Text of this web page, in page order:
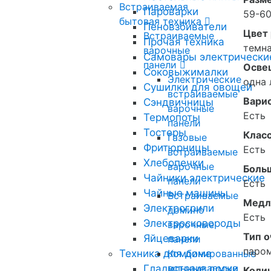
Пароварки
Пеновзбиватели
Прочая техника
Самовары
Соковыжималки
Сушилки для овощей
Сэндвичницы
Термопоты
Тостеры
Фритюрницы
Хлебопечки
Чайники электрические
Чайные машины
Электрогрили
Электросковороды
Яйцеварки
Техника для дома
Гладильные доски
Встраиваемая
бытовая техника
Встраиваемые
варочные
панели
Электрические
встраиваемые
варочные
панели
Газовые
встраиваемые
варочные
панели
Встраиваемые
домино
варочные
панели
Комбинированные
встраиваемые
59-
Цвет
одна
Есть
Есть
Есть
Есть
Тип